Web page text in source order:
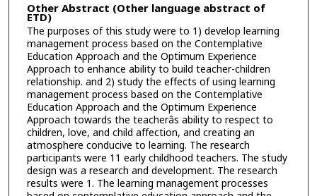
Other Abstract (Other language abstract of
ETD)
The purposes of this study were to 1) develop learning
management process based on the Contemplative
Education Approach and the Optimum Experience
Approach to enhance ability to build teacher-children
relationship. and 2) study the effects of using learning
management process based on the Contemplative
Education Approach and the Optimum Experience
Approach towards the teacherâs ability to respect to
children, love, and child affection, and creating an
atmosphere conducive to learning. The research
participants were 11 early childhood teachers. The study
design was a research and development. The research
results were 1. The learning management processes